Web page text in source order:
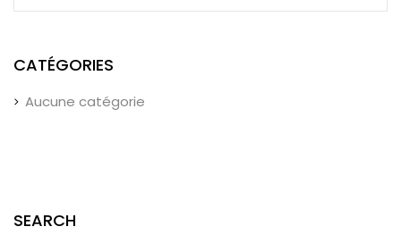
CATÉGORIES
Aucune catégorie
SEARCH